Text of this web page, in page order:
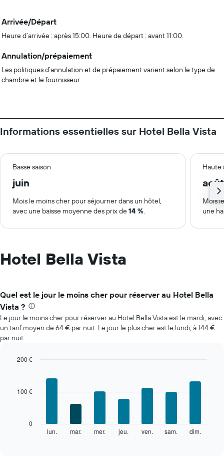
Arrivée/Départ
Heure d’arrivée : après 15:00. Heure de départ : avant 11:00.
Annulation/prépaiement
Les politiques d’annulation et de prépaiement varient selon le type de
chambre et le fournisseur.
Informations essentielles sur Hotel Bella Vista
Basse saison Haute
juin août
Mois le moins cher pour séjourner dans un hôtel,
avec une baisse moyenne des prix de14 %.
Mois
une
Hotel Bella Vista
Quel est le jour le moins cher pour réserver au Hotel Bella
Vista ?
Le jour le moins cher pour réserver au Hotel Bella Vista est le mardi, avec
un tarif moyen de 64 € par nuit. Le jour le plus cher est le lundi, à 144 €
par nuit.
lun. mar. mer. jeu. ven. sam. dim.
0
100 €
200 €